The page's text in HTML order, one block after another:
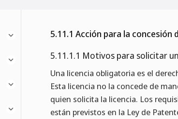
5.11.1 Acción para la concesión
5.11.1.1 Motivos para solicitar
Una licencia obligatoria es el
Esta licencia no la concede de
quien solicita la licencia. Los
están previstos en la Ley de